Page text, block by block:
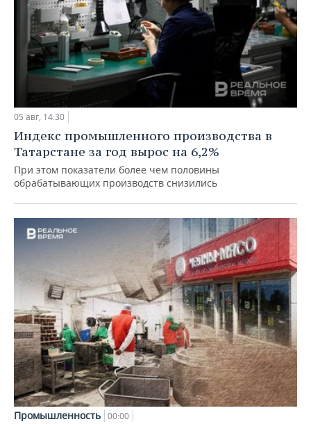
05 авг, 14:30
Индекс промышленного производства в
Татарстане за год вырос на 6,2%
При этом показатели более чем половины
обрабатывающих производств снизились
Промышленность 00:00